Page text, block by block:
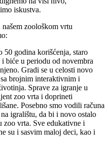
iskustva.
zoološkom vrtu
50 godina korišćenja, staro
biće u periodu od novembra
Gradi se u celosti novo
brojnim interaktivnim i
Sprave za igranje u
zoo vrta i doprineti
Posebno smo vodili računa
igralištu, da bi i novo ostalo
zoo vrta. Sve edukativne i
su i sasvim maloj deci, kao i